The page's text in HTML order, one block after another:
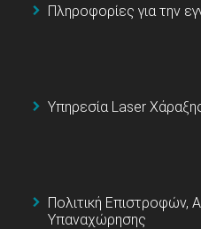
Πληροφορίες για την
Υπηρεσία Laser
Πολιτική Επιστροφών,
Υπαναχώρησης